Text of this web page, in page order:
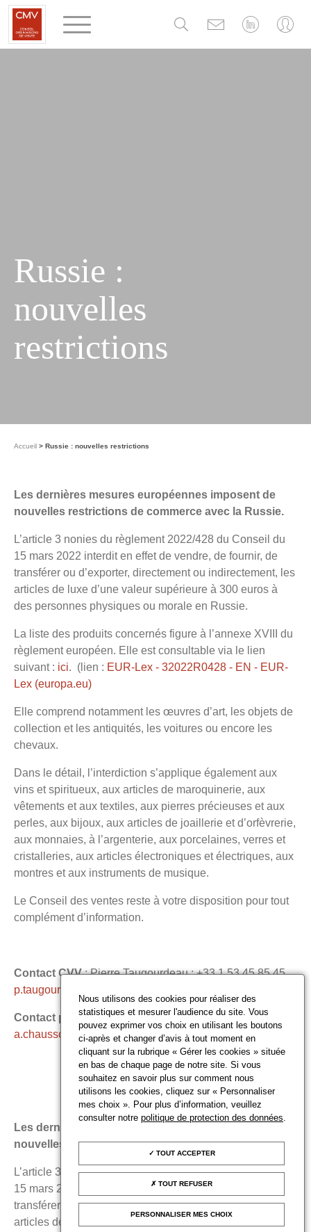
Russie :
nouvelles
restrictions
Accueil Russie : nouvelles restrictions
Les dernières mesures européennes imposent de
nouvelles restrictions de commerce avec la Russie.
L’article 3 nonies du règlement 2022/428 du Conseil du
15 mars 2022 interdit en effet de vendre, de fournir, de
transférer ou d’exporter, directement ou indirectement, les
articles de luxe d’une valeur supérieure à 300 euros à
des personnes physiques ou morale en Russie.
La liste des produits concernés figure à l’annexe XVIII du
règlement européen. Elle est consultable via le lien
suivant : ici. (lien : EUR-Lex - 32022R0428 - EN - EUR-
Lex (europa.eu)
Elle comprend notamment les œuvres d’art, les objets de
collection et les antiquités, les voitures ou encore les
chevaux.
Dans le détail, l’interdiction s’applique également aux
vins et spiritueux, aux articles de maroquinerie, aux
vêtements et aux textiles, aux pierres précieuses et aux
perles, aux bijoux, aux articles de joaillerie et d’orfèvrerie,
aux monnaies, à l’argenterie, aux porcelaines, verres et
cristalleries, aux articles électroniques et électriques, aux
montres et aux instruments de musique.
Le Conseil des ventes reste à votre disposition pour tout
complément d’information.
Contact CVV: Pierre Taugourdeau : +33 1 53 45 85 45
p.taugourdeau@conseildesventes.fr
Contact presse: Ariane Chausson : +33 6 07 28 52 07 /
a.chausson@conseildesventes.fr
Les dernières mesures européennes imposent de
nouvelles restrictions de commerce avec la Russie.
L’article 3 nonies du règlement 2022/428 du Conseil du
15 mars 2022 interdit en effet de vendre, de fournir, de
transférer ou d’exporter, directement ou indirectement, les
articles de luxe d’une valeur supérieure à 300 euros à
Panneau de gestion des cookies
Nous utilisons des cookies pour réaliser des
statistiques et mesurer l'audience du site. Vous
pouvez exprimer vos choix en utilisant les boutons
ci-après et changer d’avis à tout moment en
cliquant sur la rubrique « Gérer les cookies » située
en bas de chaque page de notre site. Si vous
souhaitez en savoir plus sur comment nous
utilisons les cookies, cliquez sur « Personnaliser
mes choix ». Pour plus d’information, veuillez
consulter notrepolitique de protection des données
TOUT ACCEPTER
TOUT REFUSER
PERSONNALISER MES CHOIX